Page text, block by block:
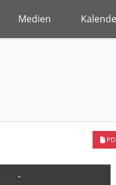
Medien